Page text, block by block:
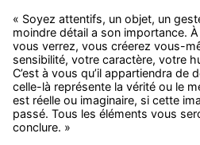
« Soyez attentifs, un objet, un
moindre détail a son importance.
vous verrez, vous créerez vous-
sensibilité, votre caractère, votre
C’est à vous qu’il appartiendra de
celle-là représente la vérité ou le
est réelle ou imaginaire, si cette
passé. Tous les éléments vous
conclure. »